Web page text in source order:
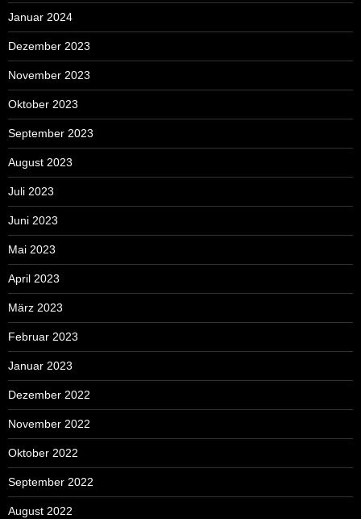
Januar 2024
Dezember 2023
November 2023
Oktober 2023
September 2023
August 2023
Juli 2023
Juni 2023
Mai 2023
April 2023
März 2023
Februar 2023
Januar 2023
Dezember 2022
November 2022
Oktober 2022
September 2022
August 2022